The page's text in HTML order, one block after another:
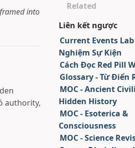
into
authority,
Related
Liên kết ngược
Current Events
Nghiệm Sự Kiện
Cách Đọc Red Pill
Glossary - Từ Điển
MOC - Ancient
Hidden History
MOC - Esoterica &
Consciousness
MOC - Science